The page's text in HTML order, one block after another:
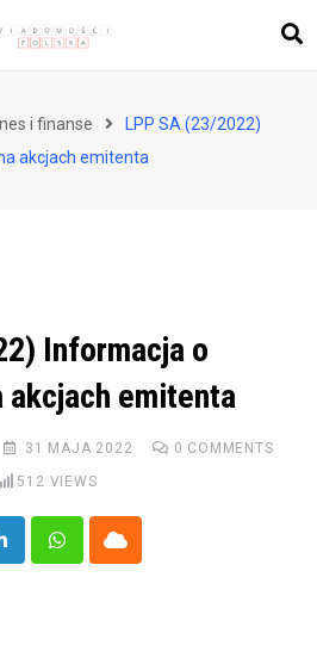
i finanse
LPP SA (23/2022)
akcjach emitenta
Informacja o
akcjach emitenta
31 MAJA 2022 0 COMMENTS
512 VIEWS
WhatsappCloud